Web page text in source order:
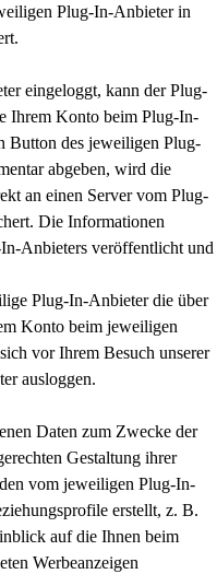
Plug-In-Anbieter in
eingeloggt, kann der Plug-
Ihrem Konto beim Plug-In-
Button des jeweiligen Plug-
abgeben, wird die
an einen Server vom Plug-
Die Informationen
Anbieters veröffentlicht und
Plug-In-Anbieter die über
Konto beim jeweiligen
vor Ihrem Besuch unserer
ausloggen.
Daten zum Zwecke der
Gestaltung ihrer
vom jeweiligen Plug-In-
erstellt, z. B.
auf die Ihnen beim
Werbeanzeigen